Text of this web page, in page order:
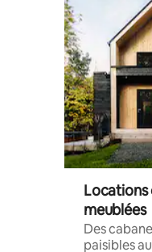
meublées
Des
paisibles